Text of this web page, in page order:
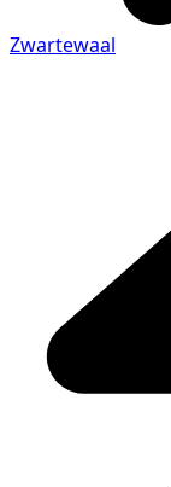
Zwartewaal